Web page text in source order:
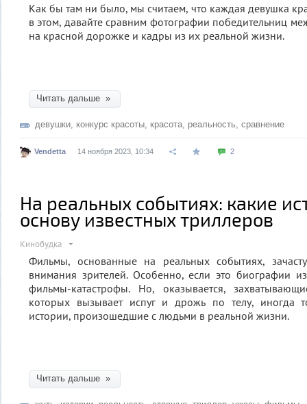
Как бы там ни было, мы считаем, что каждая девушка
в этом, давайте сравним фотографии победительниц
на красной дорожке и кадры из их реальной жизни.
Читать дальше »
девушки конкурс красоты красота реальность сравнение
Vendetta 14 ноября 2023, 10:34 2
На реальных событиях: какие
основу известных триллеров
Кинобудка
Фильмы, основанные на реальных событиях,
внимания зрителей. Особенно, если это биографии
фильмы-катастрофы. Но, оказывается,
которых вызывает испуг и дрожь по телу, иногда
истории, произошедшие с людьми в реальной жизни.
Читать дальше »